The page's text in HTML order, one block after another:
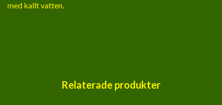
med kallt vatten.